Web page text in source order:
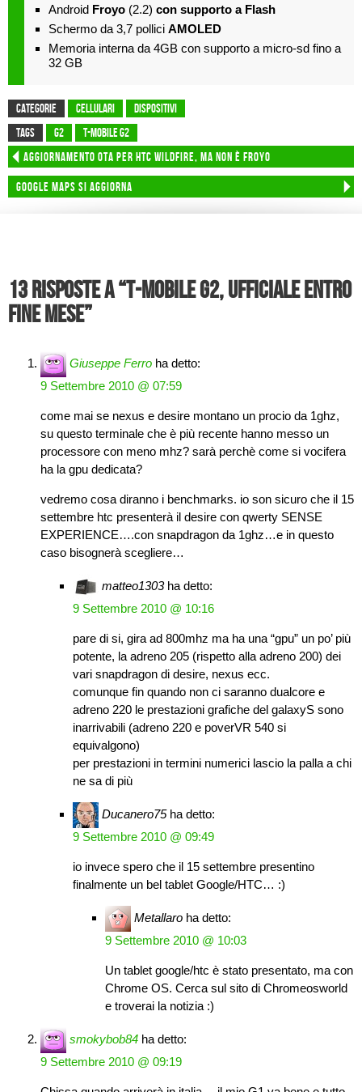
Android Froyo (2.2) con supporto a Flash
Schermo da 3,7 pollici AMOLED
Memoria interna da 4GB con supporto a micro-sd fino a
32 GB
CATEGORIE Cellulari
Dispositivi
TAGS
g2
t-mobile G2
Aggiornamento OTA per HTC Wildfire, ma non è Froyo
Google Maps si aggiorna
13 risposte a “T-Mobile G2, ufficiale entro
fine mese”
Giuseppe Ferro ha detto:
9 Settembre 2010 @ 07:59
come mai se nexus e desire montano un procio da 1ghz,
su questo terminale che è più recente hanno messo un
processore con meno mhz? sarà perchè come si vocifera
ha la gpu dedicata?
vedremo cosa diranno i benchmarks. io son sicuro che il 15
settembre htc presenterà il desire con qwerty SENSE
EXPERIENCE….con snapdragon da 1ghz…e in questo
caso bisognerà scegliere…
matteo1303 ha detto:
9 Settembre 2010 @ 10:16
pare di si, gira ad 800mhz ma ha una “gpu” un po’ più
potente, la adreno 205 (rispetto alla adreno 200) dei
vari snapdragon di desire, nexus ecc.
comunque fin quando non ci saranno dualcore e
adreno 220 le prestazioni grafiche del galaxyS sono
inarrivabili (adreno 220 e poverVR 540 si
equivalgono)
per prestazioni in termini numerici lascio la palla a chi
ne sa di più
Ducanero75 ha detto:
9 Settembre 2010 @ 09:49
io invece spero che il 15 settembre presentino
finalmente un bel tablet Google/HTC… :)
Metallaro ha detto:
9 Settembre 2010 @ 10:03
Un tablet google/htc è stato presentato, ma con
Chrome OS. Cerca sul sito di Chromeosworld
e troverai la notizia :)
smokybob84 ha detto:
9 Settembre 2010 @ 09:19